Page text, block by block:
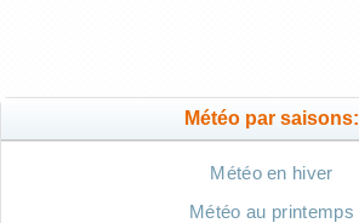
Météo par saisons:
Météo en hiver
Météo au printemps